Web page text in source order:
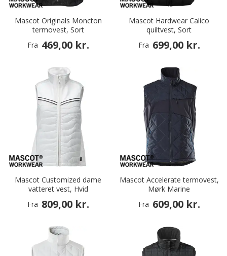
Mascot Originals Moncton
termovest, Sort
Fra 469,00 kr.
Mascot Hardwear Calico
quiltvest, Sort
Fra 699,00 kr.
Mascot Customized dame
vatteret vest, Hvid
Fra 809,00 kr.
Mascot Accelerate termovest,
Mørk Marine
Fra 609,00 kr.